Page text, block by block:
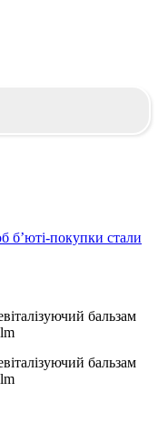
б’юті-покупки стали
бальзам
бальзам